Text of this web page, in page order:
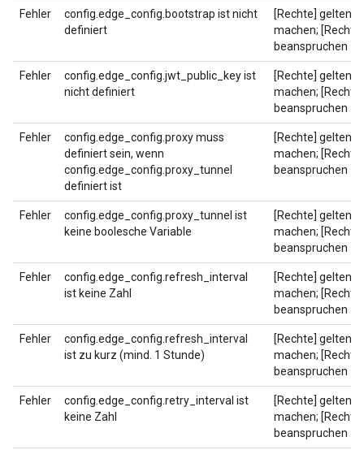
Fehler
config.edge_config.bootstrap ist nicht
definiert
[Rechte] geltend
machen; [Rechte]
beanspruchen
Fehler
config.edge_config.jwt_public_key ist
nicht definiert
[Rechte] geltend
machen; [Rechte]
beanspruchen
Fehler
config.edge_config.proxy muss
definiert sein, wenn
config.edge_config.proxy_tunnel
definiert ist
[Rechte] geltend
machen; [Rechte]
beanspruchen
Fehler
config.edge_config.proxy_tunnel ist
keine boolesche Variable
[Rechte] geltend
machen; [Rechte]
beanspruchen
Fehler
config.edge_config.refresh_interval
ist keine Zahl
[Rechte] geltend
machen; [Rechte]
beanspruchen
Fehler
config.edge_config.refresh_interval
ist zu kurz (mind. 1 Stunde)
[Rechte] geltend
machen; [Rechte]
beanspruchen
Fehler
config.edge_config.retry_interval ist
keine Zahl
[Rechte] geltend
machen; [Rechte]
beanspruchen